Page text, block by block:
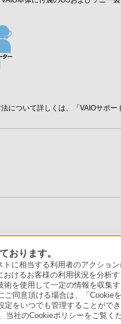
について詳しくは、「VAIOサポー
おります。
に相当する利用者のアクショ
けるお客様の利用状況を分析
を使用して一定の情報を収集
同意頂ける場合は、「Cookie
をいつでも管理することがで
社のCookieポリシーをご覧く